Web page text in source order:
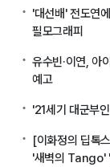
'대선배' 전도연
필모그래피
유수빈·이연, 아
예고
'21세기 대군부
[이화정의 딥톡
'새벽의 Tango'